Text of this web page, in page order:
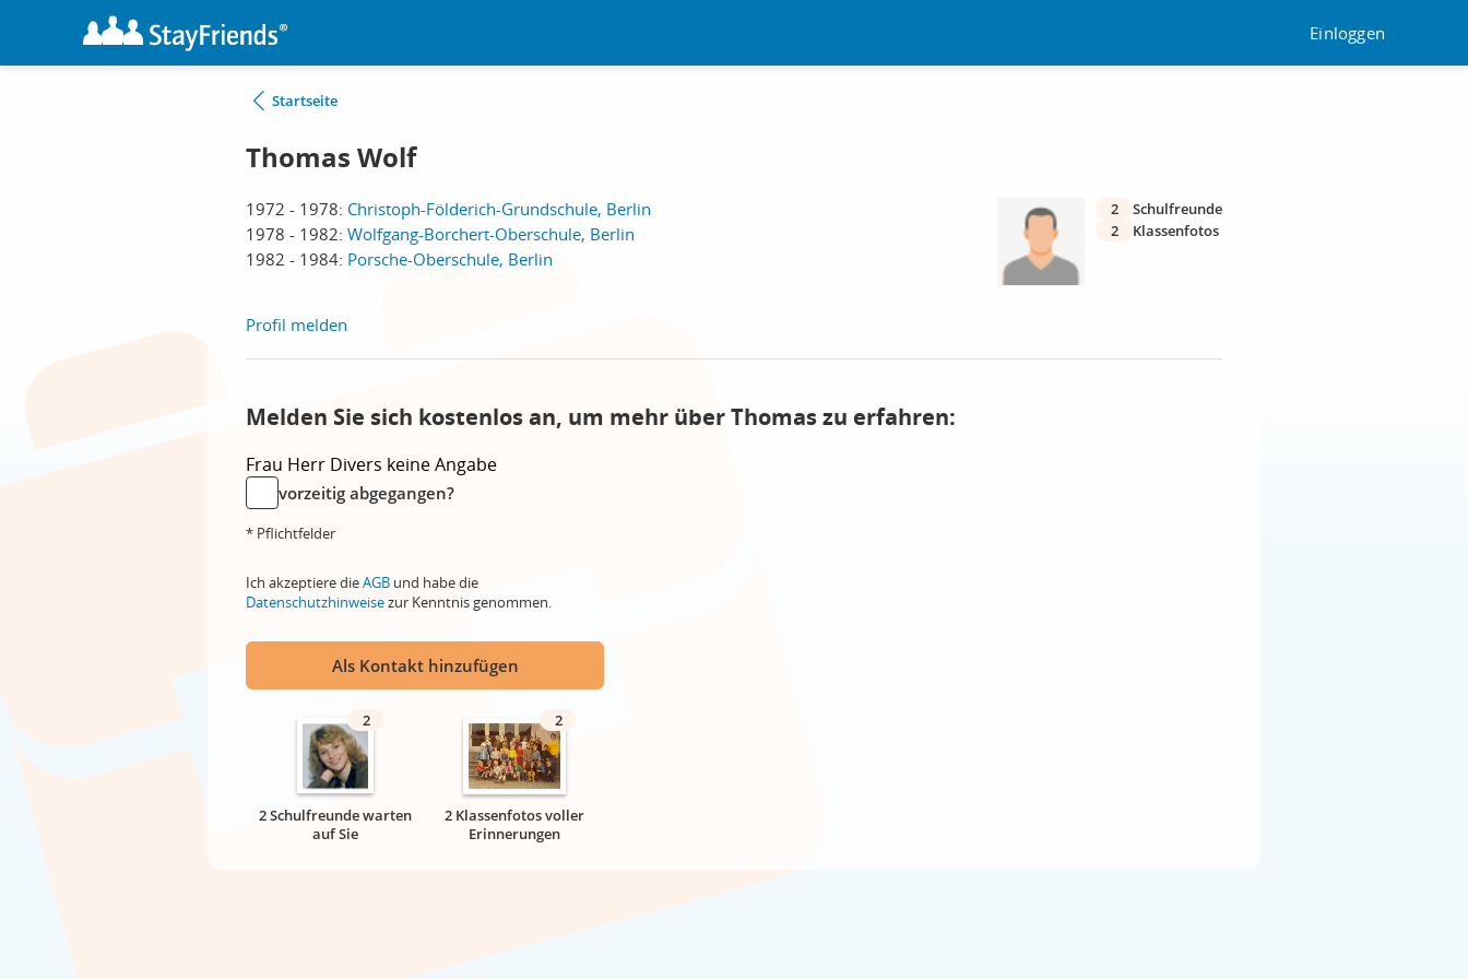
Einloggen
Startseite
Thomas Wolf
1972 - 1978: Christoph-Földerich-Grundschule, Berlin
1978 - 1982: Wolfgang-Borchert-Oberschule, Berlin
1982 - 1984: Porsche-Oberschule, Berlin
2
Schulfreunde
2
Klassenfotos
Profil melden
Melden Sie sich kostenlos an, um mehr über Thomas zu erfahren:
Frau Herr Divers keine Angabe
vorzeitig abgegangen?
* Pflichtfelder
Ich akzeptiere dieAGB und habe die
Datenschutzhinweisezur Kenntnis genommen.
Als Kontakt hinzufügen
2
2 Schulfreunde warten
auf Sie
2
2 Klassenfotos voller
Erinnerungen